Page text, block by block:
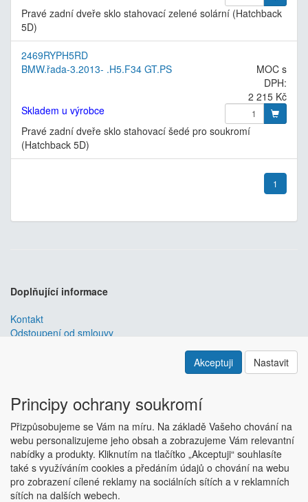
Pravé zadní dveře sklo stahovací zelené solární (Hatchback
5D)
2469RYPH5RD
BMW.řada-3.2013- .H5.F34 GT.PS
MOC s
DPH:
2 215 Kč
Skladem u výrobce
Pravé zadní dveře sklo stahovací šedé pro soukromí
(Hatchback 5D)
1
Doplňující informace
Kontakt
Odstoupení od smlouvy
je nejlepším řešením e-commerce pro informační
ESHOP dodáváme předpřipravený s uživatelsky příjemnou
responzivní šablonou, která se dá upravit a optimalizovat na míru.
Hlavní výhody? Přehlednost, intuitivní ovládání, administrace a
data ve Vaší ABŘE. Chci zjistit více
Copyright © ABRA Software a.s. 2018
Akceptuji Nastavit
Principy ochrany soukromí
Přizpůsobujeme se Vám na míru. Na základě Vašeho chování na
webu personalizujeme jeho obsah a zobrazujeme Vám relevantní
nabídky a produkty. Kliknutím na tlačítko „Akceptuji“ souhlasíte
také s využíváním cookies a předáním údajů o chování na webu
pro zobrazení cílené reklamy na sociálních sítích a v reklamních
sítích na dalších webech.